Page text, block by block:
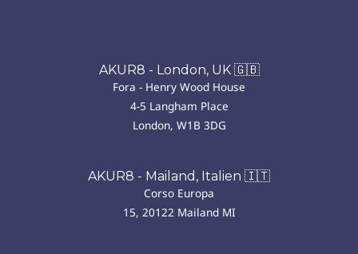
AKUR8 - London, UK 🇬🇧
Fora - Henry Wood House
4-5 Langham Place
London, W1B 3DG
AKUR8 - Mailand, Italien 🇮🇹
Corso Europa
15, 20122 Mailand MI